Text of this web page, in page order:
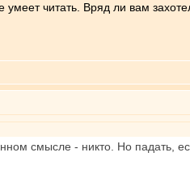
читать. Вряд ли вам
смысле - никто. Но падать,